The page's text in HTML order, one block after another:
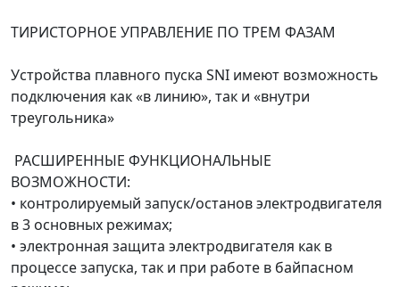
ТИРИСТОРНОЕ УПРАВЛЕНИЕ ПО ТРЕМ ФАЗАМ
Устройства плавного пуска SNI имеют возможность
подключения как «в линию», так и «внутри
треугольника»
РАСШИРЕННЫЕ ФУНКЦИОНАЛЬНЫЕ
ВОЗМОЖНОСТИ:
• контролируемый запуск/останов электродвигателя
в 3 основных режимах;
• электронная защита электродвигателя как в
процессе запуска, так и при работе в байпасном